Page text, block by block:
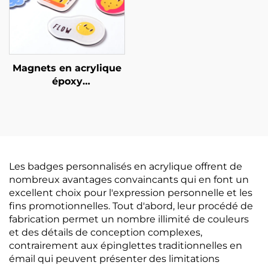
Magnets en acrylique
époxy
Les badges personnalisés en acrylique offrent de
nombreux avantages convaincants qui en font un
excellent choix pour l'expression personnelle et les
fins promotionnelles. Tout d'abord, leur procédé de
fabrication permet un nombre illimité de couleurs
et des détails de conception complexes,
contrairement aux épinglettes traditionnelles en
émail qui peuvent présenter des limitations